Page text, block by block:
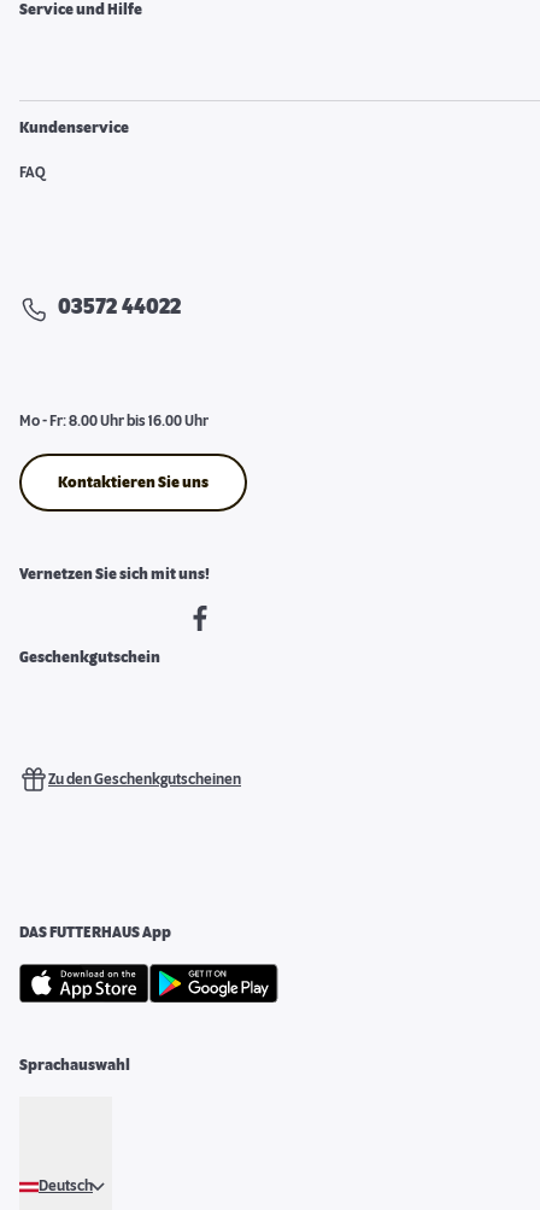
Service und Hilfe
Kundenservice
FAQ
03572 44022
Mo - Fr: 8.00 Uhr bis 16.00 Uhr
Kontaktieren Sie uns
Vernetzen Sie sich mit uns!
Geschenkgutschein
Zu den Geschenkgutscheinen
DAS FUTTERHAUS App
Sprachauswahl
Deutsch